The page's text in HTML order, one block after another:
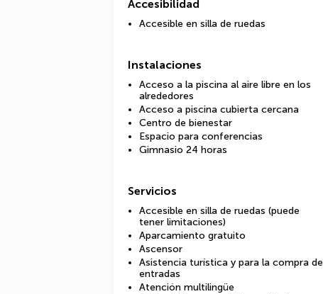
Accesibilidad
Accesible en silla de ruedas
Instalaciones
Acceso a la piscina al aire libre en los
alrededores
Acceso a piscina cubierta cercana
Centro de bienestar
Espacio para conferencias
Gimnasio 24 horas
Servicios
Accesible en silla de ruedas (puede
tener limitaciones)
Aparcamiento gratuito
Ascensor
Asistencia turística y para la compra de
entradas
Atención multilingüe